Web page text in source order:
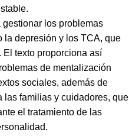
los problemas
la depresión y los TCA, que
El texto proporciona así
de mentalización
sociales, además de
las familias y cuidadores, que
el tratamiento de las